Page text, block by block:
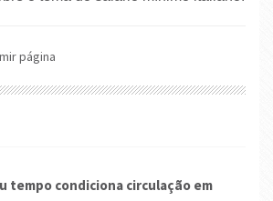
tempo condiciona circulação em